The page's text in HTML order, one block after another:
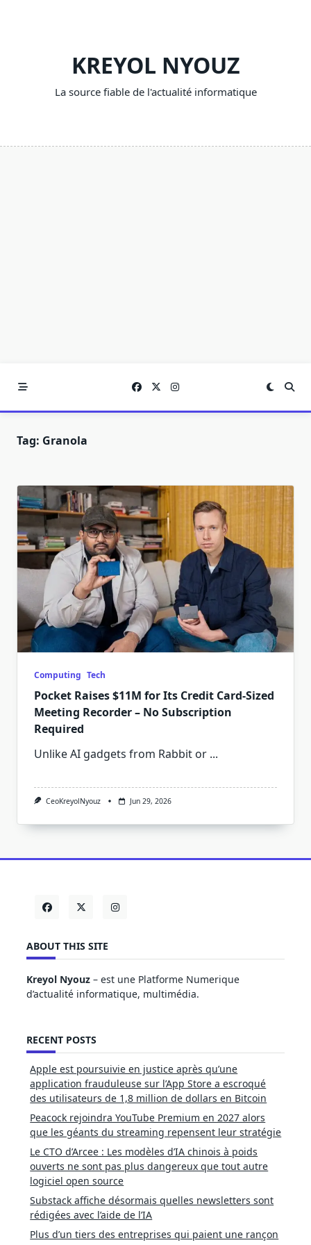
KREYOL NYOUZ
La source fiable de l'actualité informatique
Tag: Granola
Computing Tech
Pocket Raises $11M for Its Credit Card-Sized
Meeting Recorder – No Subscription
Required
Unlike AI gadgets from Rabbit or ...
CeoKreyolNyouz Jun 29, 2026
ABOUT THIS SITE
Kreyol Nyouz – est une Platforme Numerique
d’actualité informatique, multimédia.
RECENT POSTS
Apple est poursuivie en justice après qu’une
application frauduleuse sur l’App Store a escroqué
des utilisateurs de 1,8 million de dollars en Bitcoin
Peacock rejoindra YouTube Premium en 2027 alors
que les géants du streaming repensent leur stratégie
Le CTO d’Arcee : Les modèles d’IA chinois à poids
ouverts ne sont pas plus dangereux que tout autre
logiciel open source
Substack affiche désormais quelles newsletters sont
rédigées avec l’aide de l’IA
Plus d’un tiers des entreprises qui paient une rançon